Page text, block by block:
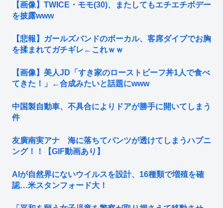
【画像】TWICE・モモ(30)、またしてもエチエチボデー
を披露www
【悲報】ガールズバンドのボーカル、客席ダイブでお胸
を揉まれてガチギレ←これｗｗ
【画像】美人JD「すき家のローストビーフ丼1人で食べ
てきた！」←合成みたいと話題にwww
中国製自動車、不具合によりドアが勝手に開いてしまう
件
友廣南実アナ 海に落ちてパンツが透けてしまうハプニ
ング！！【GIF動画あり】
AIが自然界にないウイルスを設計、16種類で増殖を確
認…米スタンフォード大！